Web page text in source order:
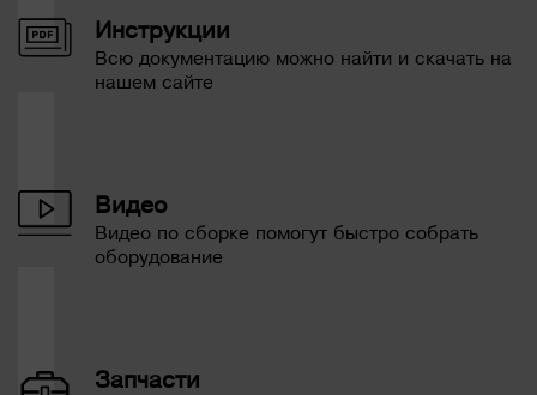
Инструкции
Всю документацию можно найти и скачать на
нашем сайте
Видео
Видео по сборке помогут быстро собрать
оборудование
Запчасти